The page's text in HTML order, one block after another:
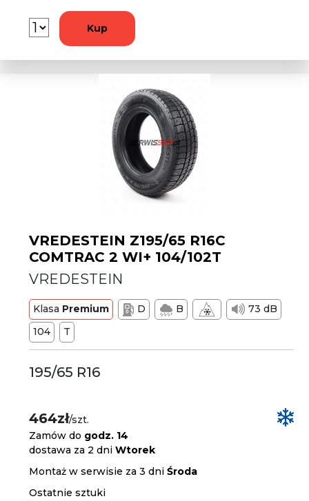
Kup
VREDESTEIN Z195/65 R16C
COMTRAC 2 WI+ 104/102T
VREDESTEIN
Klasa Premium D B
73 dB
104
T
195/65 R16
464zł/szt.
Zamów do godz. 14
dostawa za 2 dniWtorek
Montaż w serwisie za 3 dniŚroda
Ostatnie sztuki